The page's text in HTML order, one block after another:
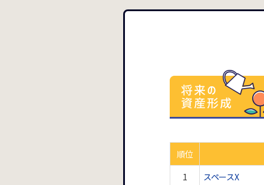
順位
1
スペースX